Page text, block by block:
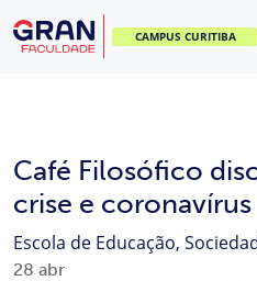
CAMPUS CURITIBA
Café Filosófico
crise e coronavírus
Escola de Educação,
28 abr